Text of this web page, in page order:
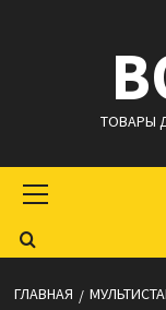
ТОВАРЫ
меню
ГЛАВНАЯ